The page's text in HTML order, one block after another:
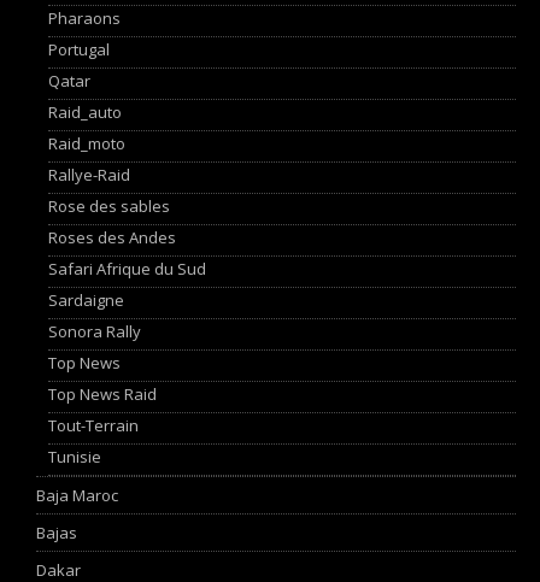
Pharaons
Portugal
Qatar
Raid_auto
Raid_moto
Rallye-Raid
Rose des sables
Roses des Andes
Safari Afrique du Sud
Sardaigne
Sonora Rally
Top News
Top News Raid
Tout-Terrain
Tunisie
Baja Maroc
Bajas
Dakar